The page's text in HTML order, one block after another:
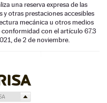
una reserva expresa de las
y otras prestaciones accesibles
mecánica u otros medios
con el artículo 67.3
de 2 de noviembre.